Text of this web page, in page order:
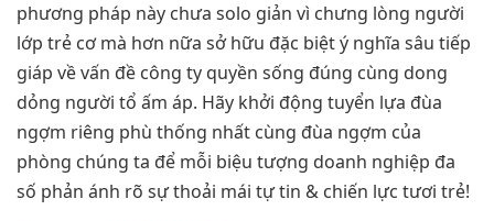
phương pháp này chưa solo giản vì chưng lòng người
lớp trẻ cơ mà hơn nữa sở hữu đặc biệt ý nghĩa sâu tiếp
giáp về vấn đề công ty quyền sống đúng cùng dong
dỏng người tổ ấm áp. Hãy khởi động tuyển lựa đùa
ngợm riêng phù thống nhất cùng đùa ngợm của
phòng chúng ta để mỗi biệu tượng doanh nghiệp đa
số phản ánh rõ sự thoải mái tự tin & chiến lực tươi trẻ!